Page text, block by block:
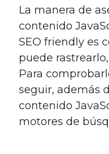
La manera de
contenido
SEO friendly es
puede
Para
seguir, además
contenido
motores de